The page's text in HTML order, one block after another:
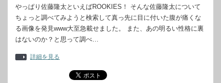
やっぱり佐藤隆太といえばROOKIES！ そんな佐藤隆太について
ちょっと調べてみようと検索して真っ先に目に付いた腹が痛くな
る画像を発見www大至急載せました。 また、あの明るい性格に裏
はないのか？と思って調べ…
詳細を見る